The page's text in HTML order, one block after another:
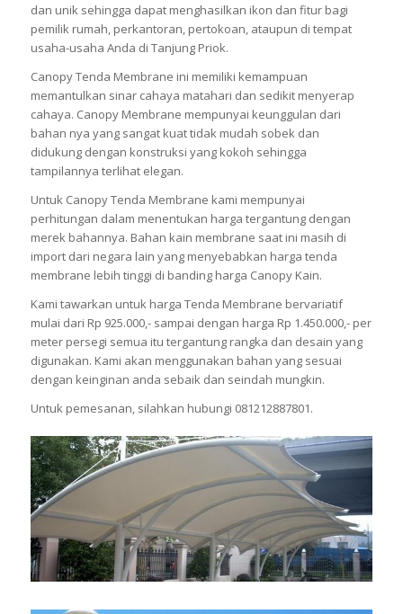
dan unik sehingga dapat menghasilkan ikon dan fitur bagi
pemilik rumah, perkantoran, pertokoan, ataupun di tempat
usaha-usaha Anda di Tanjung Priok.
Canopy Tenda Membrane ini memiliki kemampuan
memantulkan sinar cahaya matahari dan sedikit menyerap
cahaya. Canopy Membrane mempunyai keunggulan dari
bahan nya yang sangat kuat tidak mudah sobek dan
didukung dengan konstruksi yang kokoh sehingga
tampilannya terlihat elegan.
Untuk Canopy Tenda Membrane kami mempunyai
perhitungan dalam menentukan harga tergantung dengan
merek bahannya. Bahan kain membrane saat ini masih di
import dari negara lain yang menyebabkan harga tenda
membrane lebih tinggi di banding harga Canopy Kain.
Kami tawarkan untuk harga Tenda Membrane bervariatif
mulai dari Rp 925.000,- sampai dengan harga Rp 1.450.000,- per
meter persegi semua itu tergantung rangka dan desain yang
digunakan. Kami akan menggunakan bahan yang sesuai
dengan keinginan anda sebaik dan seindah mungkin.
Untuk pemesanan, silahkan hubungi 081212887801.